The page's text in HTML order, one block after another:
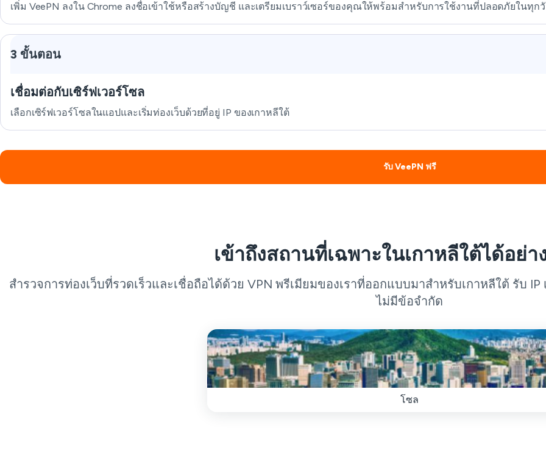
เพิ่ม VeePN ลงใน Chrome ลงชื่อเข้าใช้หรือสร้างบัญชี และเตรียมเบราว์เซอร์ของคุณให้พร้อมสำหรับการใช้งานที่ปลอดภัยในทุก
3 ขั้นตอน
เชื่อมต่อกับเซิร์ฟเวอร์โซล
เลือกเซิร์ฟเวอร์โซลในแอปและเริ่มท่องเว็บด้วยที่อยู่ IP ของเกาหลีใต้
รับ VeePN ฟรี
เข้าถึงสถานที่เฉพาะในเกาหลีใต้ได้อย่า
สำรวจการท่องเว็บที่รวดเร็วและเชื่อถือได้ด้วย VPN พรีเมียมของเราที่ออกแบบมาสำหรับเกาหลีใต้ รับ
ไม่มีข้อจำกัด
โซล